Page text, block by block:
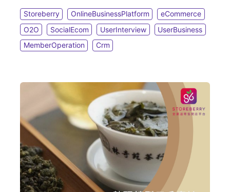
Storeberry OnlineBusinessPlatform
eCommerce
O2O
SocialEcom UserInterview
UserBusiness
MemberOperation
Crm